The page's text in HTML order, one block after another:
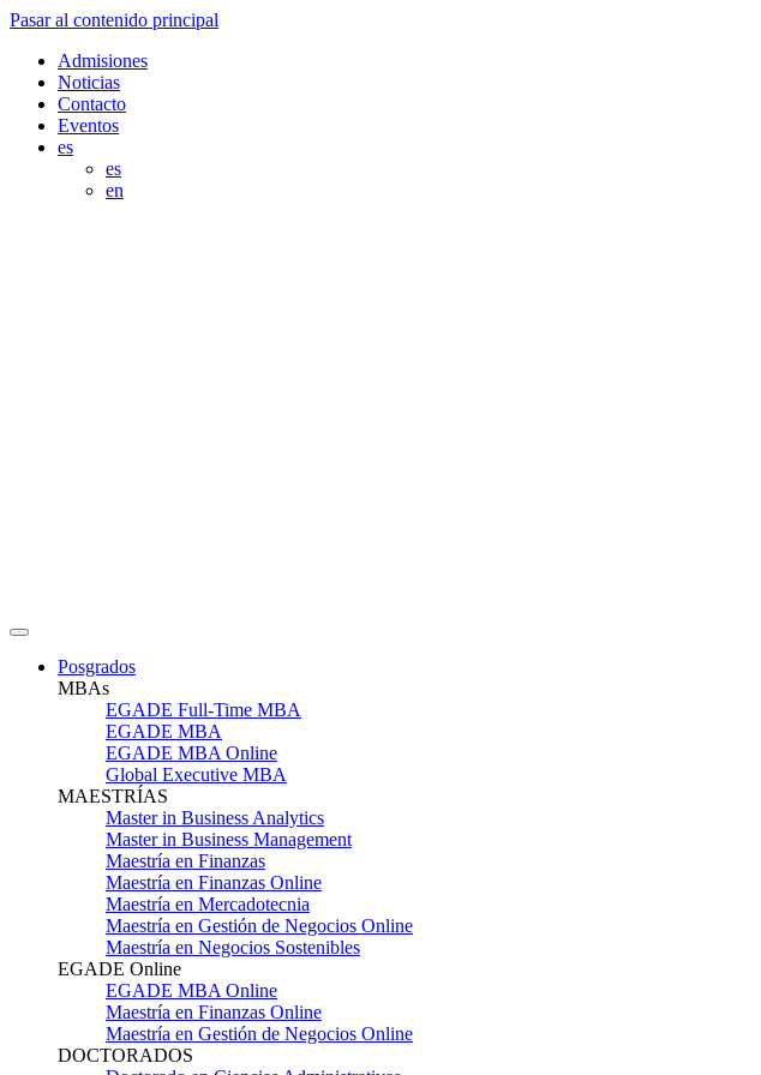
Pasar al contenido principal
Admisiones
Noticias
Contacto
Eventos
es
es
en
Posgrados
MBAs
EGADE Full-Time MBA
EGADE MBA
EGADE MBA Online
Global Executive MBA
MAESTRÍAS
Master in Business Analytics
Master in Business Management
Maestría en Finanzas
Maestría en Finanzas Online
Maestría en Mercadotecnia
Maestría en Gestión de Negocios Online
Maestría en Negocios Sostenibles
EGADE Online
EGADE MBA Online
Maestría en Finanzas Online
Maestría en Gestión de Negocios Online
DOCTORADOS